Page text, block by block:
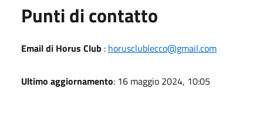
Punti di contatto
Email di Horus Club : horusclublecco@gmail.com
Ultimo aggiornamento: 16 maggio 2024, 10:05